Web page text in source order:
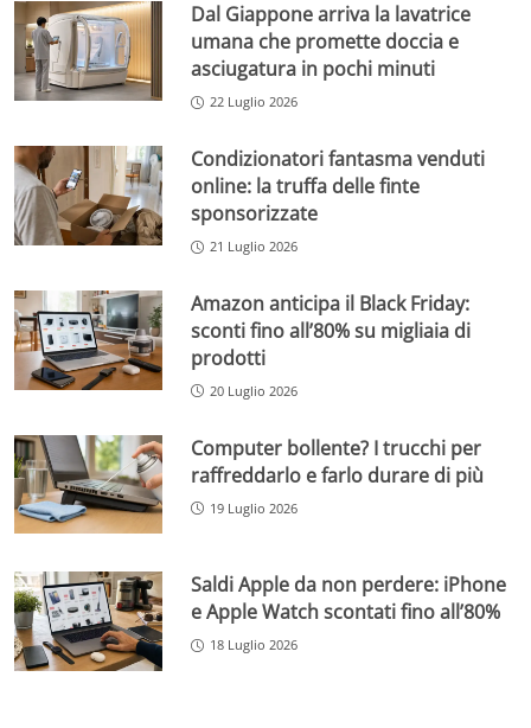
Dal Giappone arriva la lavatrice
umana che promette doccia e
asciugatura in pochi minuti
22 Luglio 2026
Condizionatori fantasma venduti
online: la truffa delle finte
sponsorizzate
21 Luglio 2026
Amazon anticipa il Black Friday:
sconti fino all’80% su migliaia di
prodotti
20 Luglio 2026
Computer bollente? I trucchi per
raffreddarlo e farlo durare di più
19 Luglio 2026
Saldi Apple da non perdere: iPhone
e Apple Watch scontati fino all’80%
18 Luglio 2026